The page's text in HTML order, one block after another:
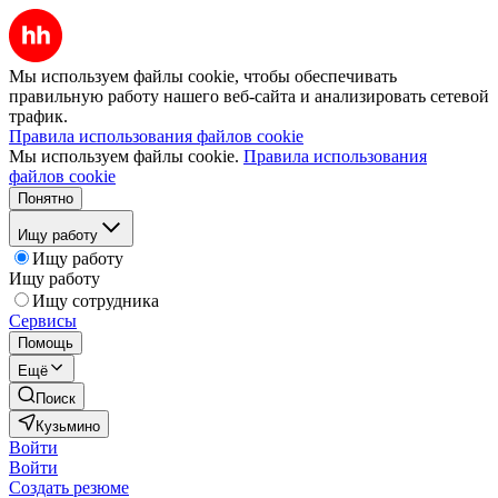
Мы используем файлы cookie, чтобы обеспечивать
правильную работу нашего веб-сайта и анализировать сетевой
трафик.
Правила использования файлов cookie
Мы используем файлы cookie. Правила использования
файлов cookie
Понятно
Ищу работу
Ищу работу
Ищу работу
Ищу сотрудника
Сервисы
Помощь
Ещё
Поиск
Кузьмино
Войти
Войти
Создать резюме